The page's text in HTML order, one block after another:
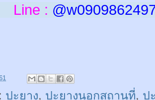
: @w
ปะยาง, ปะยางนอกสถานที่, ป